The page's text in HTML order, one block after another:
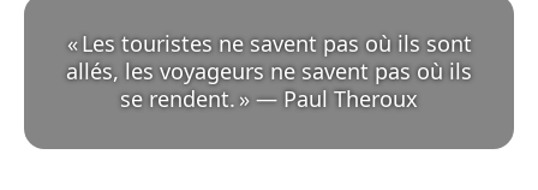
«Les touristes ne savent pas où ils sont
allés, les voyageurs ne savent pas où ils
se rendent. » — Paul Theroux